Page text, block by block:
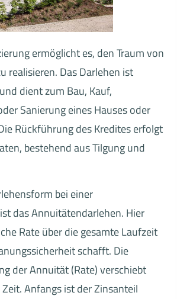
ermöglicht es, den Traum von
realisieren. Das Darlehen ist
dient zum Bau, Kauf,
Sanierung eines Hauses oder
Rückführung des Kredites erfolgt
bestehend aus Tilgung und
bei einer
das Annuitätendarlehen. Hier
Rate über die gesamte Laufzeit
schafft. Die
der Annuität (Rate) verschiebt
Anfangs ist der Zinsanteil